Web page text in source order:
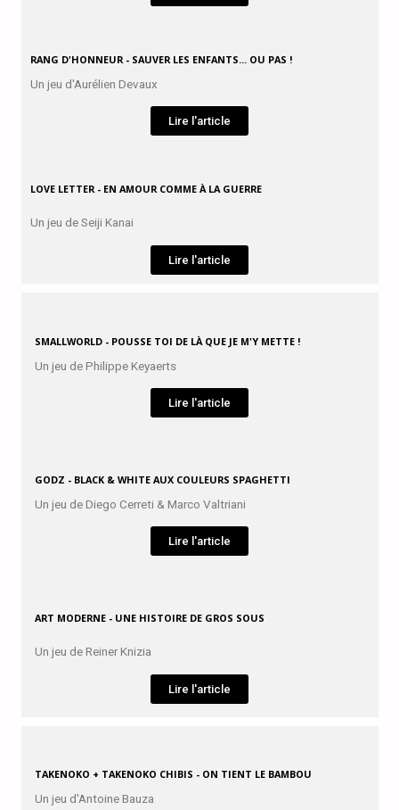
RANG D'HONNEUR - SAUVER LES ENFANTS... OU PAS !
Un jeu d'Aurélien Devaux
Lire l'article
LOVE LETTER - EN AMOUR COMME À LA GUERRE
Un jeu de Seiji Kanai
Lire l'article
SMALLWORLD - POUSSE TOI DE LÀ QUE JE M'Y METTE !
Un jeu de Philippe Keyaerts
Lire l'article
GODZ - BLACK & WHITE AUX COULEURS SPAGHETTI
Un jeu de Diego Cerreti & Marco Valtriani
Lire l'article
ART MODERNE - UNE HISTOIRE DE GROS SOUS
Un jeu de Reiner Knizia
Lire l'article
TAKENOKO + TAKENOKO CHIBIS - ON TIENT LE BAMBOU
Un jeu d'Antoine Bauza